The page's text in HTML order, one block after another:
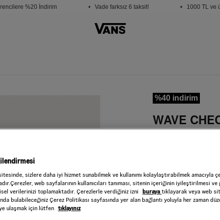
%20 İndirim • Vade farksız 6 taksit! • 1000 TL ve
%40 indirim
WAVE
Style :
Beden
sizlere daha iyi hizmet sunabilmek ve kullanımı kolaylaştırabilmek amacıyla
web sayfalarının kullanıcıları tanıması, sitenin içeriğinin iyileştirilmesi
verilerinizi toplamaktadır. Çerezlerle verdiğiniz izni
buraya tıklayarak veya web
bulabileceğiniz Çerez Politikası sayfasında yer alan bağlantı yoluyla her zaman
ulaşmak için lütfen tıklayınız